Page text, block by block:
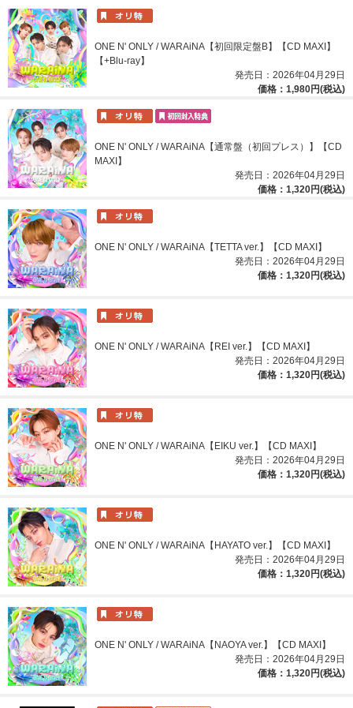
ONE N' ONLY / WARAiNA【初回限定盤B】【CD MAXI】
【+Blu-ray】
発売日：2026年04月29日
価格：1,980円(税込)
ONE N' ONLY / WARAiNA【通常盤（初回プレス）】【CD
MAXI】
発売日：2026年04月29日
価格：1,320円(税込)
ONE N' ONLY / WARAiNA【TETTA ver.】【CD MAXI】
発売日：2026年04月29日
価格：1,320円(税込)
ONE N' ONLY / WARAiNA【REI ver.】【CD MAXI】
発売日：2026年04月29日
価格：1,320円(税込)
ONE N' ONLY / WARAiNA【EIKU ver.】【CD MAXI】
発売日：2026年04月29日
価格：1,320円(税込)
ONE N' ONLY / WARAiNA【HAYATO ver.】【CD MAXI】
発売日：2026年04月29日
価格：1,320円(税込)
ONE N' ONLY / WARAiNA【NAOYA ver.】【CD MAXI】
発売日：2026年04月29日
価格：1,320円(税込)